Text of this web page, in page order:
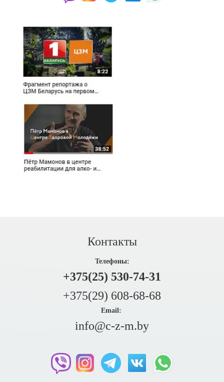
Контакты
Телефоны:
+375(25) 530-74-31
+375(29) 608-68-68
Email:
info@c-z-m.by